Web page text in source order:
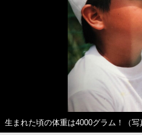
生まれた頃の体重は4000グラム！（写